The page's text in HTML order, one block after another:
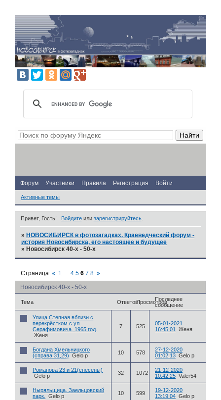
Форум Участники Правила Регистрация Войти
Активные темы
Привет, Гость! Войдитеили зарегистрируйтесь.
» НОВОСИБИРСК в фотозагадках. Краеведческий форум -
история Новосибирска, его настоящее и будущее
» Новосибирск 40-х - 50-х
Новосибирск 40-х - 50-х
Страница:« 1 4 5 6 7 8 »
Тема ОтветовПросмотровПоследнее
сообщение
Улица Степная вблизи с
перекрёстком с ул.
Серафимовича. 1965 год.
Женя
7 525
05-01-2021
16:45:01
Женя
Богдана Хмельницкого
(справа 31,29)
Gelo p 10 578
27-12-2020
01:02:13 Gelo p
Романова 23 и 21(снесены)
Gelo p
32 1072
21-12-2020
10:42:25 Valer54
Ныряльщица. Заельцовский
парк.
Gelo p 10 599
19-12-2020
13:19:04 Gelo p